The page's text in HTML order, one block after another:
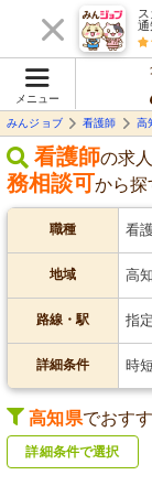
通
メニュー
みんジョブ
看護師 高
看護師の求
務相談可から探
職種 看
地域 高
路線・駅 指
詳細条件 時
高知県でおす
詳細条件で選択